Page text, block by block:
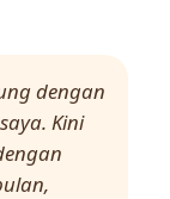
dengan
Kini